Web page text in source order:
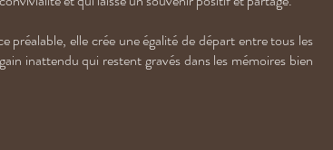
préalable, elle crée une égalité de départ entre tous les
inattendu qui restent gravés dans les mémoires bien